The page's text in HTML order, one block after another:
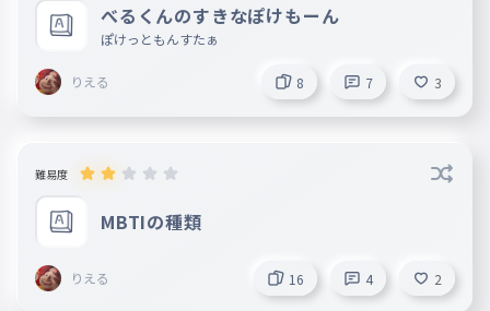
べるくんのすきなぽけもーん
ぽけっともんすたぁ
りえる 8 7 3
難易度
MBTIの種類
りえる 16 4 2